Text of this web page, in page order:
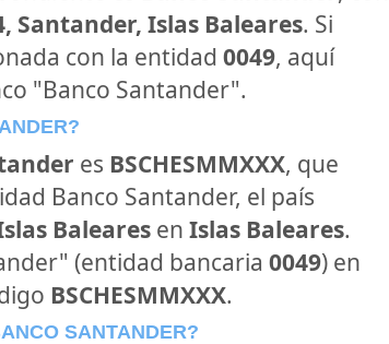
Santander, Islas Baleares. Si
con la entidad 0049, aquí
"Banco Santander".
es BSCHESMMXXX, que
Banco Santander, el país
Baleares en Islas Baleares.
(entidad bancaria 0049) en
BSCHESMMXXX.
SANTANDER?